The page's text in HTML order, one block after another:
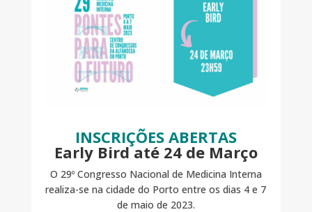
INSCRIÇÕES ABERTAS
Early Bird até 24 de Março
O 29º Congresso Nacional de Medicina Interna
realiza-se na cidade do Porto entre os dias 4 e 7
de maio de 2023.